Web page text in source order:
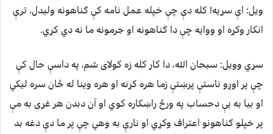
ويل: اې سړيه! كله دې چې خپله عمل نامه كې ګناهونه وليدل، ترې
انكار وكړه او ووايه چې دا ګناهونه او جرمونه ما نه دي كړي.
سړي وويل: سبحان الله، دا كار كله زه كولاى شم، په داسې حال كې
چې پر اوږو ناستې پرښتې زما هره كړنه او هره وينا له ځان سره ليكي
او بيا به يې دحساب په ورځ راښكاره كوي او آن دبدن هر غړى به مې
پر خپلو ګناهونو اعتراف وكړي او نارې به وهي چې پر ما دې دغه بد